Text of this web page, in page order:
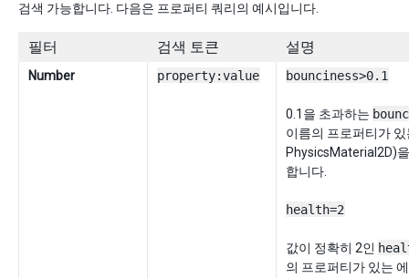
검색 가능합니다. 다음은 프로퍼티 쿼리의 예시입니다.
필터 검색 토큰 설명
Number property:value bounciness>0.1
0.1을 초과하는
이름의 프로퍼티가
PhysicsMaterial2D)
합니다.
health=2
값이 정확히 2인
의 프로퍼티가 있는